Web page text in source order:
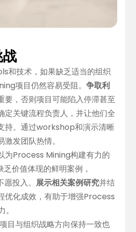
和技术，如果缺乏适当的组织
项目仍然容易受阻。争取利
要，否则项目可能陷入停滞甚至
定关键流程负责人，并让他们全
持。通过workshop和演示清晰
发团队热情。
为Process Mining构建有力的
价值体现的鲜明案例，
投入。展示相关案例研究并结
优化成效，有助于增强Process
目与组织战略方向保持一致也